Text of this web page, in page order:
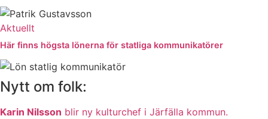
Aktuellt
Här finns högsta lönerna för statliga kommunikatörer
Nytt om folk:
Karin Nilsson blir ny kulturchef i Järfälla kommun.